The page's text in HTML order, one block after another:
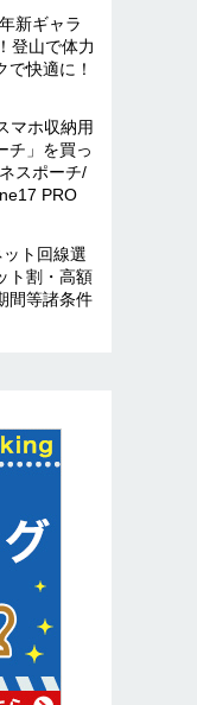
新ギャラ
登山で体力
快適に！
マホ収納用
チ」を買っ
スポーチ/
PRO
ト回線選
ト割・高額
間等諸条件